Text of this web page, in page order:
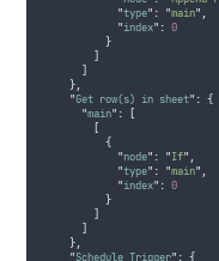
"type" : "main" ,
"index" : 0
}
]
]
},
"Get row(s) in sheet" : {
"main" :
[
[
{
"node" : "If" ,
"type" : "main" ,
"index" : 0
}
]
]
},
"Schedule Trigger" : {